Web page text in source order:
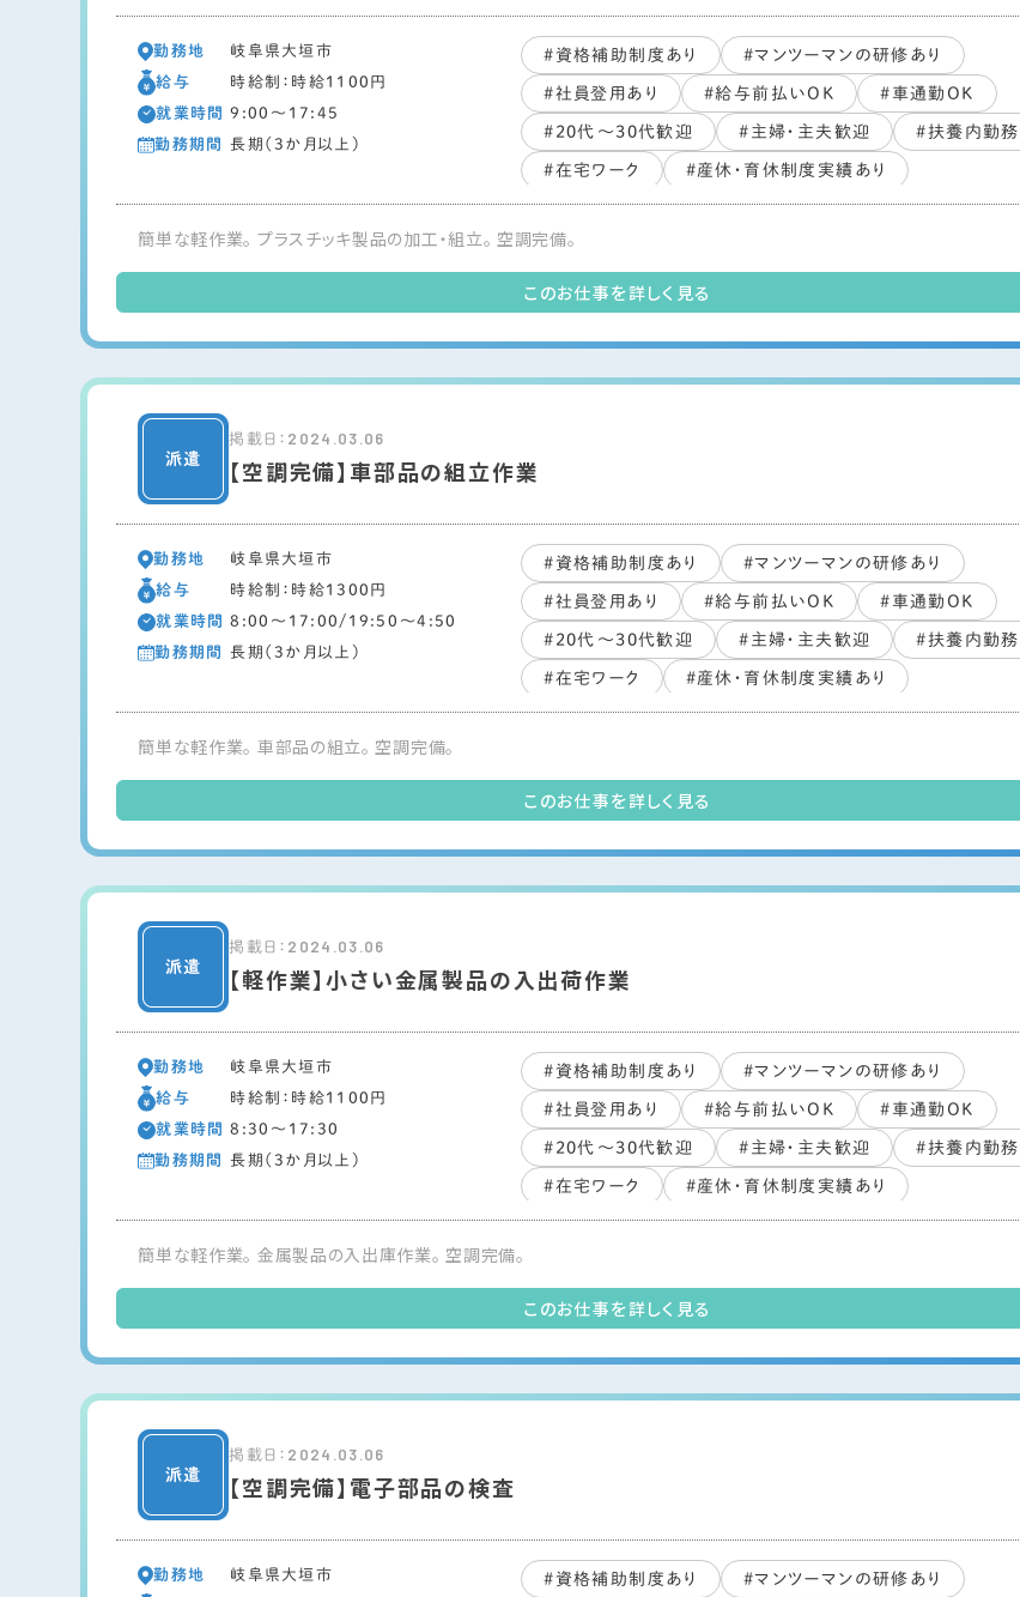
勤務地
岐阜県大垣市
給与
時給制：時給1100円
就業時間
9:00～17:45
勤務期間
長期（3か月以上）
#資格補助制度あり #マンツーマンの研修あり
#社員登用あり #給与前払いOK #車通勤OK
#20代～30代歓迎 #主婦・主夫歓迎 #扶養内勤
#在宅ワーク #産休・育休制度実績あり
#副業・WワークOK #PCスキル不要 #ブランクOK
#すぐ働ける
#交通費支給あり
簡単な軽作業。 プラスチッキ製品の加工・組立。 空調完備。
このお仕事を詳しく見る
掲載日： 2024.03.06
【空調完備】車部品の組立作業
勤務地
岐阜県大垣市
給与
時給制：時給1300円
就業時間
8:00～17:00/19:50～4:50
勤務期間
長期（3か月以上）
#資格補助制度あり #マンツーマンの研修あり
#社員登用あり #給与前払いOK #車通勤OK
#20代～30代歓迎 #主婦・主夫歓迎 #扶養内勤
#在宅ワーク #産休・育休制度実績あり
#副業・WワークOK #PCスキル不要 #ブランクOK
#交通費支給あり
簡単な軽作業。 車部品の組立。 空調完備。
このお仕事を詳しく見る
掲載日： 2024.03.06
【軽作業】小さい金属製品の入出荷作業
勤務地
岐阜県大垣市
給与
時給制：時給1100円
就業時間
8:30～17:30
勤務期間
長期（3か月以上）
#資格補助制度あり #マンツーマンの研修あり
#社員登用あり #給与前払いOK #車通勤OK
#20代～30代歓迎 #主婦・主夫歓迎 #扶養内勤
#在宅ワーク #産休・育休制度実績あり
#副業・WワークOK #PCスキル不要 #ブランクOK
#交通費支給あり
簡単な軽作業。 金属製品の入出庫作業。 空調完備。
このお仕事を詳しく見る
掲載日： 2024.03.06
【空調完備】電子部品の検査
勤務地
岐阜県大垣市
#資格補助制度あり #マンツーマンの研修あり